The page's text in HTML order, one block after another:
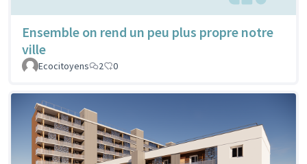
Ensemble on rend un peu plus propre notre
ville
Ecocitoyens 2 0